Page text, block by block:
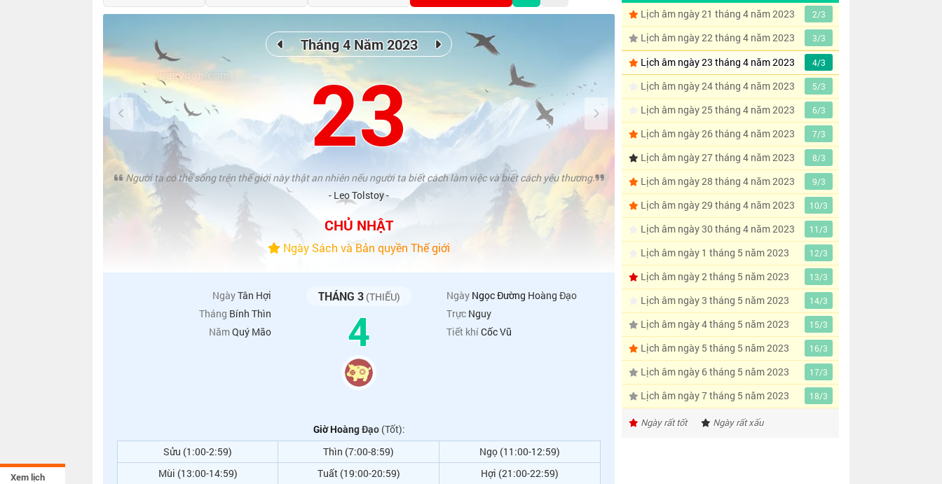
Xem lịch
Tháng 4 Năm 2023
23
Người ta có thể sống trên thế giới này thật an nhiên nếu người ta biết cách làm việc và biết cách yêu thương.
- Leo Tolstoy -
CHỦ NHẬT
Ngày Sách và Bản quyền Thế giới
NgàyTân Hợi
Tháng Bính Thìn
NămQuý Mão
THÁNG 3(THIẾU)
4
Ngày Ngọc Đường Hoàng Đạo
Trực Nguy
Tiết khíCốc Vũ
Giờ Hoàng Đạo(Tốt):
Sửu (1:00-2:59)
Thìn (7:00-8:59)
Ngọ (11:00-12:59)
Mùi (13:00-14:59)
Tuất (19:00-20:59) Hợi (21:00-22:59)
Lịch âm ngày 21 tháng 4 năm 2023
2/3
Lịch âm ngày 22 tháng 4 năm 2023 3/3
Lịch âm ngày 23 tháng 4 năm 2023 4/3
Lịch âm ngày 24 tháng 4 năm 2023 5/3
Lịch âm ngày 25 tháng 4 năm 2023 6/3
Lịch âm ngày 26 tháng 4 năm 2023 7/3
Lịch âm ngày 27 tháng 4 năm 2023 8/3
Lịch âm ngày 28 tháng 4 năm 2023 9/3
Lịch âm ngày 29 tháng 4 năm 2023 10/3
Lịch âm ngày 30 tháng 4 năm 2023 11/3
Lịch âm ngày 1 tháng 5 năm 2023 12/3
Lịch âm ngày 2 tháng 5 năm 2023 13/3
Lịch âm ngày 3 tháng 5 năm 2023 14/3
Lịch âm ngày 4 tháng 5 năm 2023 15/3
Lịch âm ngày 5 tháng 5 năm 2023 16/3
Lịch âm ngày 6 tháng 5 năm 2023 17/3
Lịch âm ngày 7 tháng 5 năm 2023 18/3
Ngày rất tốt Ngày rất xấu